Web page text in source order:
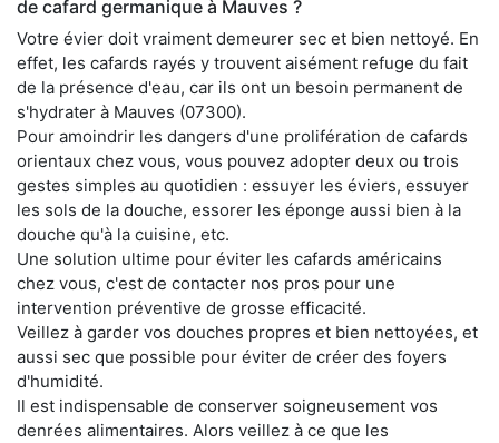
de cafard germanique à Mauves ?
Votre évier doit vraiment demeurer sec et bien nettoyé. En
effet, les cafards rayés y trouvent aisément refuge du fait
de la présence d'eau, car ils ont un besoin permanent de
s'hydrater à Mauves (07300).
Pour amoindrir les dangers d'une prolifération de cafards
orientaux chez vous, vous pouvez adopter deux ou trois
gestes simples au quotidien : essuyer les éviers, essuyer
les sols de la douche, essorer les éponge aussi bien à la
douche qu'à la cuisine, etc.
Une solution ultime pour éviter les cafards américains
chez vous, c'est de contacter nos pros pour une
intervention préventive de grosse efficacité.
Veillez à garder vos douches propres et bien nettoyées, et
aussi sec que possible pour éviter de créer des foyers
d'humidité.
Il est indispensable de conserver soigneusement vos
denrées alimentaires. Alors veillez à ce que les